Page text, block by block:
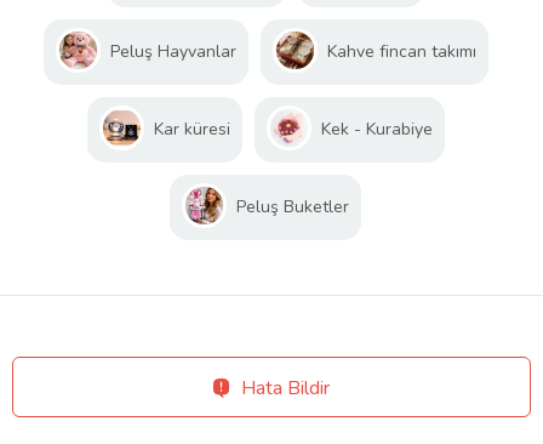
Peluş Hayvanlar Kahve fincan takımı
Kar küresi Kek - Kurabiye
Peluş Buketler
Hata Bildir